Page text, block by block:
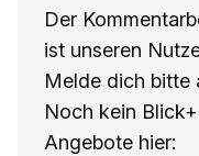
Der
ist unseren
Melde dich bitte
Noch kein
Angebote hier: